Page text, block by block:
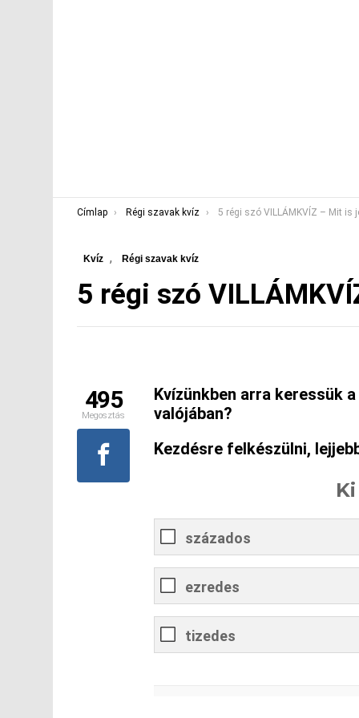
You are here:
Címlap Régi szavak kvíz 5 régi szó VILLÁMKVÍZ – Mit is
Kvíz , Régi szavak kvíz
5 régi szó
Kvízünkben arra keressük
valójában?
Kezdésre felkészülni,
százados
ezredes
tizedes
495
Megosztás